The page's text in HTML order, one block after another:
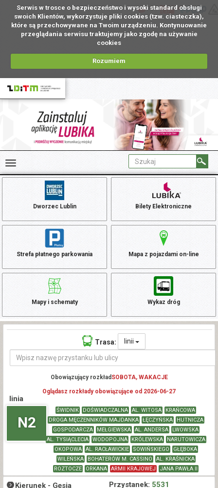
Serwis w trosce o bezpieczeństwo i wysoki standard obsługi
swoich Klientów, wykorzystuje pliki cookies (tzw. ciasteczka),
które są przechowywane na Twoim urządzeniu. Kontynuowanie
przeglądania serwisu traktujemy jako zgodę na używanie
cookies
Rozumiem
PL
Dworzec Lublin Bilety Elektroniczne
Strefa płatnego parkowania Mapa z pojazdami on-line
Mapy i schematy Wykaz dróg
Trasa: linii
Obowiązujący rozkład SOBOTA, WAKACJE
Oglądasz rozkłady obowiązujące od 2026-06-27
linia
N2
ŚWIDNIK DOŚWIADCZALNA AL. WITOSA
KRAŃCOWA
DROGA MĘCZENNIKÓW MAJDANKA
ŁĘCZYŃSKA
HUTNICZA
GOSPODARCZA
MEŁGIEWSKA AL. ANDERSA
LWOWSKA
AL. TYSIĄCLECIA
WODOPOJNA KRÓLEWSKA
NARUTOWICZA
OKOPOWA
AL. RACŁAWICKIE SOWIŃSKIEGO
GŁĘBOKA
WILEŃSKA
BOHATERÓW M. CASSINO
AL. KRAŚNICKA
ROZTOCZE
ORKANA ARMII KRAJOWEJ JANA PAWŁA II
Kierunek - Gęsia Przystanek: 5531